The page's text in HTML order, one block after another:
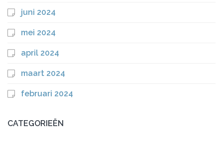
juni 2024
mei 2024
april 2024
maart 2024
februari 2024
CATEGORIEËN